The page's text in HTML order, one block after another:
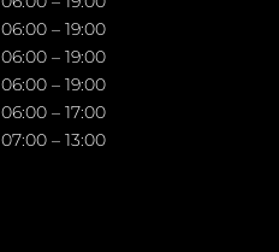
06:00 – 19:00
06:00 – 19:00
06:00 – 19:00
06:00 – 17:00
07:00 – 13:00